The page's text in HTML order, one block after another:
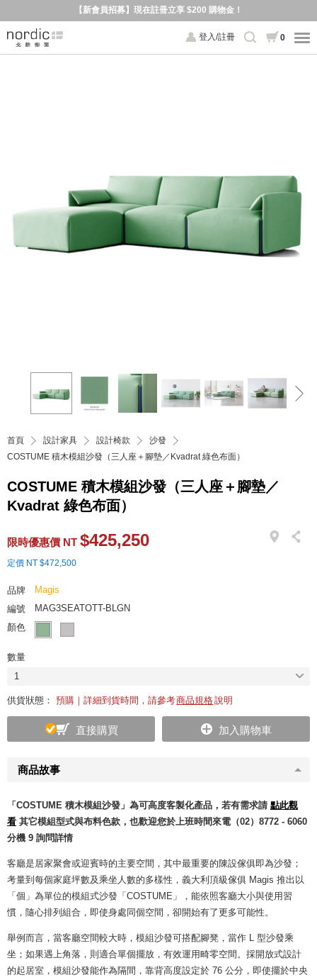
【新會員招募】現在註冊立享 $200 購物金！
登入/註冊 0
首頁 設計家具 設計椅款
沙發
COSTUME 積木模組沙發（三人座＋腳墊／Kvadrat 綠色布面）
COSTUME 積木模組沙發（三人座＋腳墊／
Kvadrat 綠色布面）
商品故事
「COSTUME 積木模組沙發」為可高度客製化產品，若有需求請 點此觀
看 其它模組型式與布料色款，也歡迎您於上班時間來電（02）8772 - 6060
分機 9 詢問詳情
客廳是居家聚會或迎賓時的主要空間，其中最重要的陳設傢俱即為沙發；
考量到每個家庭坪數及乘坐人數的多樣性，義大利頂級傢俱 Magis 推出以
「個」為單位的模組式沙發「COSTUME」，能依照客廳大小與使用習
慣，隨心排列組合，即使身處同個空間，卻開始有了更多可能性。
舉例而言，當客廳空間較大時，模組沙發可搭配腳凳，當作 L 型沙發乘
坐；如果遇上角落，則適合單個擺放，有效運用畸零空間。採開放式設計
的起居室，模組沙發能作為隔間，靠背高度設定於 76 公分，即使擺於中央
限時優惠價 NT $425,250
定價 NT $472,500
品牌
Magis
編號
MAG3SEATOTT-BLGN
顏色
數量
1
供貨狀態： 預購｜詳細到貨時間，請參考商品規格說明
直接購買 加入購物車